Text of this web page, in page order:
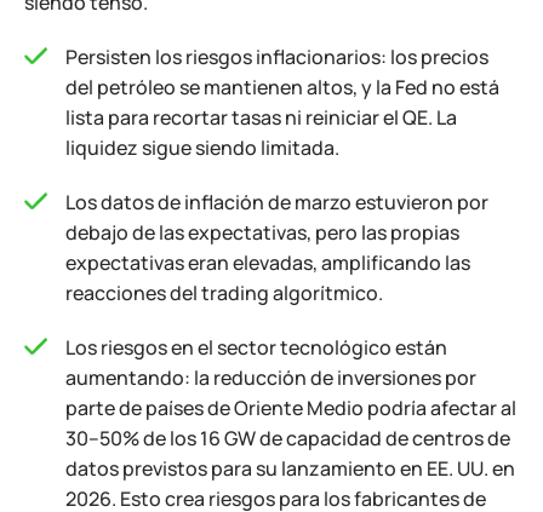
Persisten los riesgos inflacionarios: los precios
del petróleo se mantienen altos, y la Fed no está
lista para recortar tasas ni reiniciar el QE. La
liquidez sigue siendo limitada.
Los datos de inflación de marzo estuvieron por
debajo de las expectativas, pero las propias
expectativas eran elevadas, amplificando las
reacciones del trading algorítmico.
Los riesgos en el sector tecnológico están
aumentando: la reducción de inversiones por
parte de países de Oriente Medio podría afectar al
30–50% de los 16 GW de capacidad de centros de
datos previstos para su lanzamiento en EE. UU. en
2026. Esto crea riesgos para los fabricantes de